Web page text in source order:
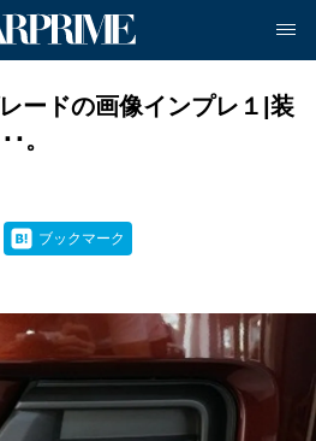
ードの画像インプレ１|装
。
ブックマーク